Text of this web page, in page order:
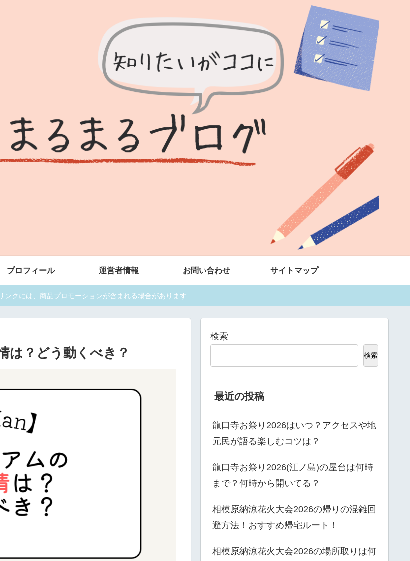
プロフィール 運営者情報 お問い合わせ サイトマップ
ンクには、商品プロモーションが含まれる場合があります
は？どう動くべき？
検索
検索
最近の投稿
龍口寺お祭り2026はいつ？アクセスや地
元民が語る楽しむコツは？
龍口寺お祭り2026(江ノ島)の屋台は何時
まで？何時から開いてる？
相模原納涼花火大会2026の帰りの混雑回
避方法！おすすめ帰宅ルート！
相模原納涼花火大会2026の場所取りは何